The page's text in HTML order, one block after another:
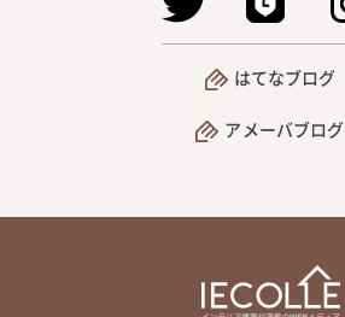
はてなブログ
アメーバブログ